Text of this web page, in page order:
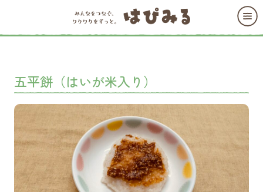
五平餅（はいが米入り）